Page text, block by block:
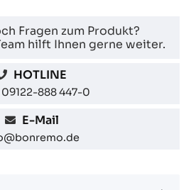
Fragen zum Produkt?
hilft Ihnen gerne weiter.
HOTLINE
09122-888 447-0
E-Mail